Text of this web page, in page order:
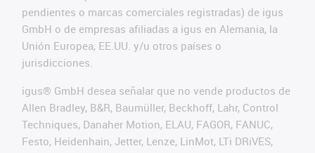
pendientes o marcas comerciales registradas) de igus
GmbH o de empresas afiliadas a igus en Alemania, la
Unión Europea, EE.UU. y/u otros países o
jurisdicciones.
igus® GmbH desea señalar que no vende productos de
Allen Bradley, B&R, Baumüller, Beckhoff, Lahr, Control
Techniques, Danaher Motion, ELAU, FAGOR, FANUC,
Festo, Heidenhain, Jetter, Lenze, LinMot, LTi DRiVES,